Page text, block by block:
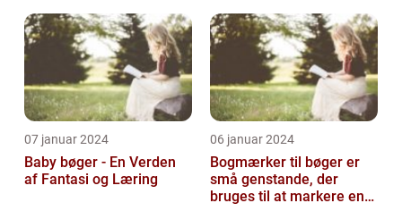
07 januar 2024
Baby bøger - En Verden
af Fantasi og Læring
06 januar 2024
Bogmærker til bøger er
små genstande, der
bruges til at markere en